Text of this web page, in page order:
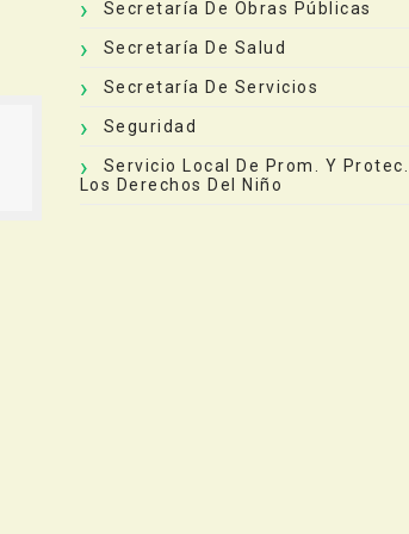
Secretaría De Obras Públicas
Secretaría De Salud
Secretaría De Servicios
Seguridad
Servicio Local De Prom. Y Protec.
Los Derechos Del Niño